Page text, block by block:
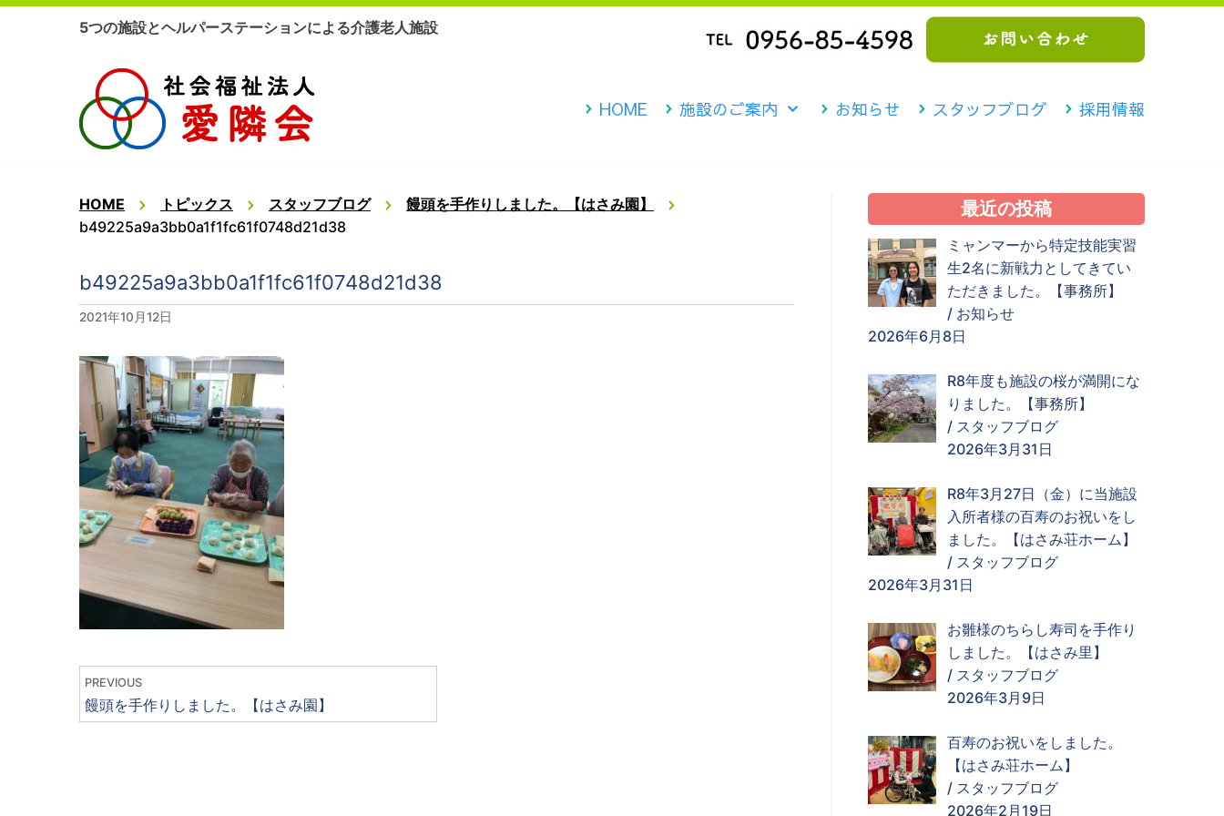
5つの施設とヘルパーステーションによる介護老人施設
HOME 施設のご案内 お知らせ スタッフブログ 採用情報
HOME トピックス スタッフブログ
饅頭を手作りしました。【はさみ園】
b49225a9a3bb0a1f1fc61f0748d21d38
b49225a9a3bb0a1f1fc61f0748d21d38
2021年10月12日
PREVIOUS
饅頭を手作りしました。【はさみ園】
最近の投稿
ミャンマーから特定技能実習
生2名に新戦力としてきてい
ただきました。【事務所】
/ お知らせ
2026年6月8日
R8年度も施設の桜が満開にな
りました。【事務所】
/ スタッフブログ
2026年3月31日
R8年3月27日（金）に当施設
入所者様の百寿のお祝いをし
ました。【はさみ荘ホーム】
/ スタッフブログ
2026年3月31日
お雛様のちらし寿司を手作り
しました。【はさみ里】
/ スタッフブログ
2026年3月9日
百寿のお祝いをしました。
【はさみ荘ホーム】
/ スタッフブログ
2026年2月19日